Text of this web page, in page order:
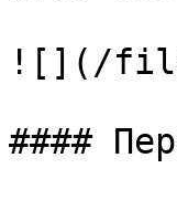
![](/
####